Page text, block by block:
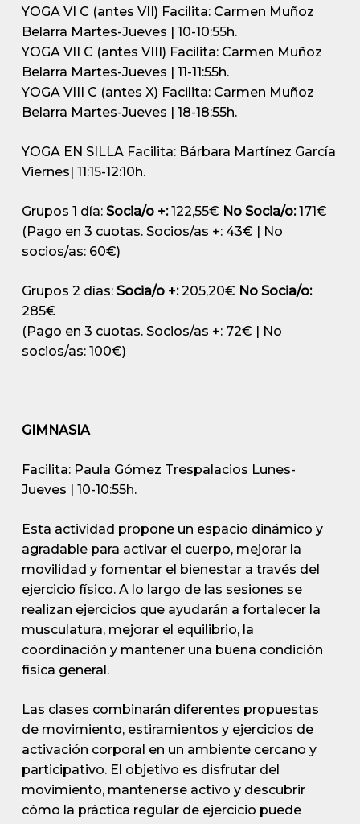
YOGA VI C (antes VII) Facilita: Carmen Muñoz
Belarra Martes-Jueves | 10-10:55h.
YOGA VII C (antes VIII) Facilita: Carmen Muñoz
Belarra Martes-Jueves | 11-11:55h.
YOGA VIII C (antes X) Facilita: Carmen Muñoz
Belarra Martes-Jueves | 18-18:55h.
YOGA EN SILLA Facilita: Bárbara Martínez García
Viernes| 11:15-12:10h.
Grupos 1 día: Socia/o +:122,55€ No Socia/o:171€
(Pago en 3 cuotas. Socios/as +: 43€ | No
socios/as: 60€)
Grupos 2 días: Socia/o +:205,20€ No Socia/o:
285€
(Pago en 3 cuotas. Socios/as +: 72€ | No
socios/as: 100€)
GIMNASIA
Facilita: Paula Gómez Trespalacios Lunes-
Jueves | 10-10:55h.
Esta actividad propone un espacio dinámico y
agradable para activar el cuerpo, mejorar la
movilidad y fomentar el bienestar a través del
ejercicio físico. A lo largo de las sesiones se
realizan ejercicios que ayudarán a fortalecer la
musculatura, mejorar el equilibrio, la
coordinación y mantener una buena condición
física general.
Las clases combinarán diferentes propuestas
de movimiento, estiramientos y ejercicios de
activación corporal en un ambiente cercano y
participativo. El objetivo es disfrutar del
movimiento, mantenerse activo y descubrir
cómo la práctica regular de ejercicio puede